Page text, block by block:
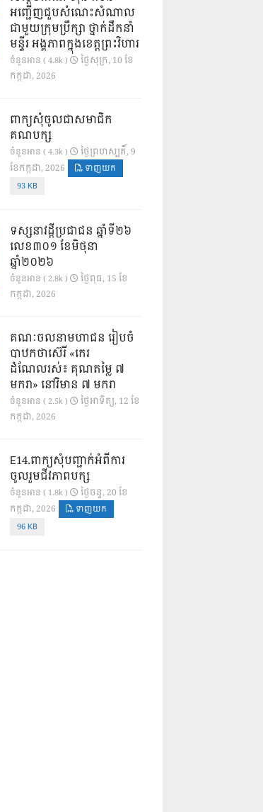
អញ្ជើញជួបសំណេះសំណាល
ជាមួយក្រុមប្រឹក្សា ថ្នាក់ដឹកនាំ
មន្ទីរ អង្គភាពក្នុងខេត្តព្រះវិហារ
ចំនួនអាន ( 4.8k )
ថ្ងៃ​សុក្រ, 10 ខែ​
កក្កដា, 2026
ពាក្យសុំចូលជាសមាជិក
គណបក្ស
ចំនួនអាន ( 4.3k )
ថ្ងៃ​ព្រហស្បតិ៍, 9
ខែ​កក្កដា, 2026
ទាញយក
93 KB
ទស្សនាវដ្ដីប្រជាជន ឆ្នាំទី២៦
លេខ៣០១ ខែមិថុនា
ឆ្នាំ២០២៦
ចំនួនអាន ( 2.8k )
ថ្ងៃ​ពុធ, 15 ខែ​
កក្កដា, 2026
គណៈចលនាមហាជន រៀបចំ
បាឋកថាស៊េរី «កេរ
ដំណែលរស់៖ គុណតម្លៃ ៧
មករា» នៅវិមាន ៧ មករា
ចំនួនអាន ( 2.5k )
ថ្ងៃ​អាទិត្យ, 12 ខែ​
កក្កដា, 2026
E14.ពាក្យសុំបញ្ជាក់អំពីការ
ចូលរួមជីវភាពបក្ស
ចំនួនអាន ( 1.8k )
ថ្ងៃ​ចន្ទ, 20 ខែ​
កក្កដា, 2026
ទាញយក
96 KB